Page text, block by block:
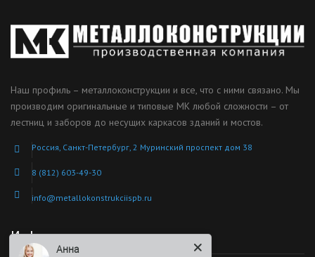
Наш профиль – металлоконструкции и все, что с ними связано. Мы
производим оригинальные и типовые МК любой сложности – от
лестниц и заборов до несущих каркасов зданий и мостов.
Россия, Санкт-Петербург, 2 Муринский проспект дом 38
8 (812) 603-49-30
info@metallokonstrukciispb.ru
Информация
Анна